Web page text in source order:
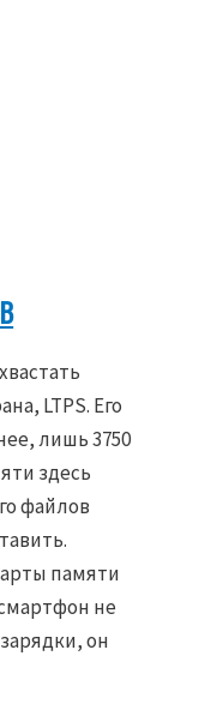
LTPS. Его
лишь 3750
здесь
файлов
памяти
не
он